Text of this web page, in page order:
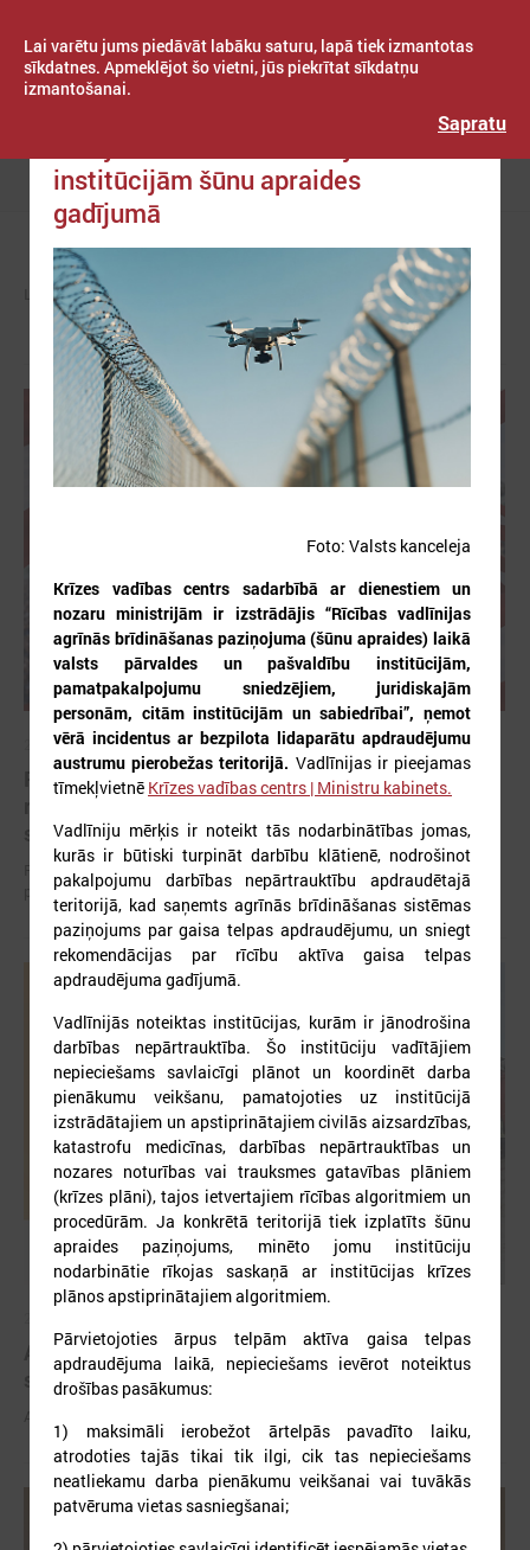
Lai varētu jums piedāvāt labāku saturu, lapā tiek izmantotas
sīkdatnes. Apmeklējot šo vietni, jūs piekrītat sīkdatņu
izmantošanai.
Sapratu
Izvēlne
ZIŅAS
2026. gada 12. jūnijs
Publicēta konferences “Tautas sapulcei – 36”
rezolūcija par vietējās pārstāvniecības
stiprināšanu Latvijā
Publicēta konferences “Tautas sapulcei – 36” rezolūcija par vietējās
pārstāvniecības stiprināšanu Latvijā
Aicina pašvaldības pieteikties mācībām "Drošība
sākas ar Tevi!"
institūcijām šūnu apraides
gadījumā
Foto: Valsts kanceleja
Krīzes vadības centrs sadarbībā ar dienestiem un
nozaru ministrijām ir izstrādājis “Rīcības vadlīnijas
agrīnās brīdināšanas paziņojuma (šūnu apraides) laikā
valsts pārvaldes un pašvaldību institūcijām,
pamatpakalpojumu sniedzējiem, juridiskajām
personām, citām institūcijām un sabiedrībai”, ņemot
vērā incidentus ar bezpilota lidaparātu apdraudējumu
austrumu pierobežas teritorijā. Vadlīnijas ir pieejamas
tīmekļvietnē Krīzes vadības centrs | Ministru kabinets.
Vadlīniju mērķis ir noteikt tās nodarbinātības jomas,
kurās ir būtiski turpināt darbību klātienē, nodrošinot
pakalpojumu darbības nepārtrauktību apdraudētajā
teritorijā, kad saņemts agrīnās brīdināšanas sistēmas
paziņojums par gaisa telpas apdraudējumu, un sniegt
rekomendācijas par rīcību aktīva gaisa telpas
apdraudējuma gadījumā.
Vadlīnijās noteiktas institūcijas, kurām ir jānodrošina
darbības nepārtrauktība. Šo institūciju vadītājiem
nepieciešams savlaicīgi plānot un koordinēt darba
pienākumu veikšanu, pamatojoties uz institūcijā
izstrādātajiem un apstiprinātajiem civilās aizsardzības,
katastrofu medicīnas, darbības nepārtrauktības un
nozares noturības vai trauksmes gatavības plāniem
(krīzes plāni), tajos ietvertajiem rīcības algoritmiem un
procedūrām. Ja konkrētā teritorijā tiek izplatīts šūnu
apraides paziņojums, minēto jomu institūciju
nodarbinātie rīkojas saskaņā ar institūcijas krīzes
plānos apstiprinātajiem algoritmiem.
Pārvietojoties ārpus telpām aktīva gaisa telpas
apdraudējuma laikā, nepieciešams ievērot noteiktus
drošības pasākumus:
1) maksimāli ierobežot ārtelpās pavadīto laiku,
atrodoties tajās tikai tik ilgi, cik tas nepieciešams
neatliekamu darba pienākumu veikšanai vai tuvākās
patvēruma vietas sasniegšanai;